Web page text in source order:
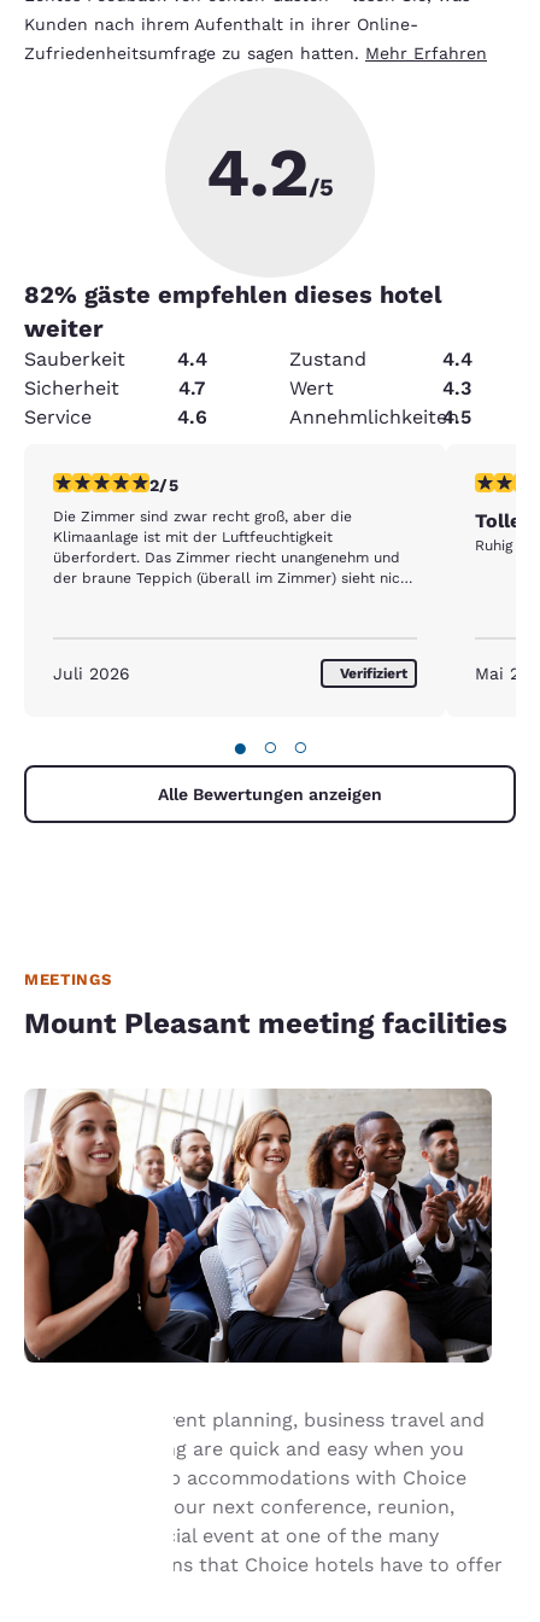
Kunden nach ihrem Aufenthalt in ihrer Online-
Zufriedenheitsumfrage zu sagen hatten. Mehr Erfahren
4.2/5
82% gäste empfehlen dieses hotel
weiter
Sauberkeit 4.4 Zustand
4.4
Sicherheit
4.7 Wert
4.3
Service
4.6 Annehmlichkeiten4.5
2-Sterne-Bewertung. Mittelmäßig. 1 Bewertung
2/5
Die Zimmer sind zwar recht groß, aber die
Klimaanlage ist mit der Luftfeuchtigkeit
überfordert. Das Zimmer riecht unangenehm und
der braune Teppich (überall im Zimmer) sieht nicht
überfordert beim Frühstück, so dass dieses für
mich und viele andere ausfallen musste.
Juli 2026 Verifiziert
5-
Tolles
Ruhig
Mai
● ○ ○
Alle Bewertungen anzeigen
MEETINGS
Mount Pleasant meeting facilities
Group travel, event planning, business travel and
meeting planning are quick and easy when you
book your group accommodations with Choice
Hotels®. Have your next conference, reunion,
meeting or special event at one of the many
meeting locations that Choice hotels have to offer